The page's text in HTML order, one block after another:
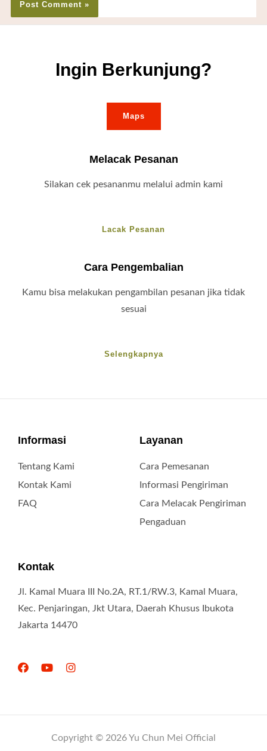
Ingin Berkunjung?
Maps
Melacak Pesanan
Silakan cek pesananmu melalui admin kami
Lacak Pesanan
Cara Pengembalian
Kamu bisa melakukan pengambilan pesanan jika tidak
sesuai
Selengkapnya
Informasi
Tentang Kami
Kontak Kami
FAQ
Layanan
Cara Pemesanan
Informasi Pengiriman
Cara Melacak Pengiriman
Pengaduan
Kontak
Jl. Kamal Muara III No.2A, RT.1/RW.3, Kamal Muara,
Kec. Penjaringan, Jkt Utara, Daerah Khusus Ibukota
Jakarta 14470
Copyright © 2026 Yu Chun Mei Official